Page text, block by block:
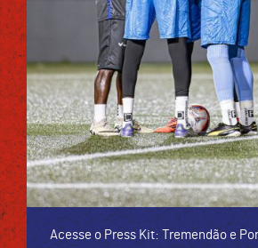
Acesse o Press Kit: Tremendão e